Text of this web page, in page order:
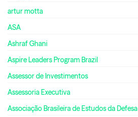
artur motta
ASA
Ashraf Ghani
Aspire Leaders Program Brazil
Assessor de Investimentos
Assessoria Executiva
Associação Brasileira de Estudos da Defesa